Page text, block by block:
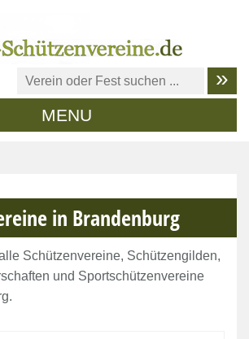
MENU
in Brandenburg
Schützenvereine, Schützengilden,
und Sportschützenvereine